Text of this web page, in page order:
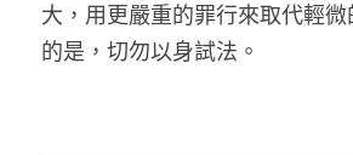
溫志倫專欄
汪明欣專欄
大，用更嚴重的罪行來取代輕
的是，切勿以身試法。